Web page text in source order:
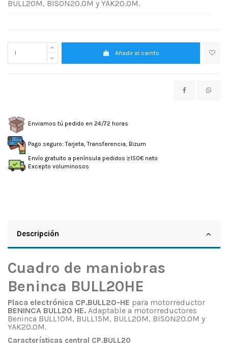
BULL20M, BISON20.OM y YAK20.OM.
Añadir al carrito
Enviamos tú pedido en 24/72 horas
Pago seguro: Tarjeta, Transferencia, Bizum
Envío gratuito a península pedidos ≥150€ neto
Excepto voluminosos
Descripción
Cuadro de maniobras
Beninca BULL20HE
Placa electrónica CP.BULL20-HE para motorreductor
BENINCA BULL20 HE. Adaptable a motorreductores
Beninca BULL10M, BULL15M, BULL20M, BISON20.OM y
YAK20.OM.
Características central CP.BULL20